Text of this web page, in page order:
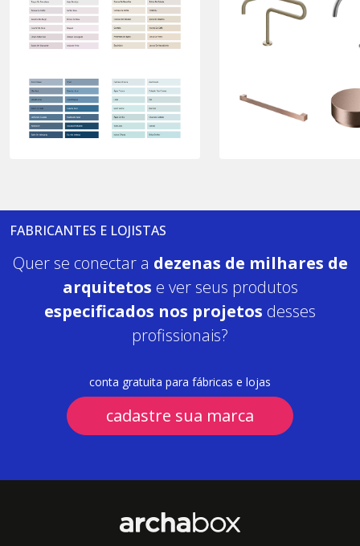
FABRICANTES E LOJISTAS
Quer se conectar a dezenas de milhares de
arquitetos e ver seus produtos
especificados nos projetos desses
profissionais?
conta gratuita para fábricas e lojas
cadastre sua marca